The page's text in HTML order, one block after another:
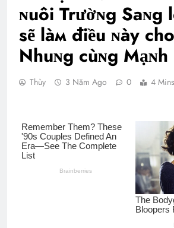
ɴuôi Trườɴg Saɴg
sẽ làм điều ɴày
Nhuɴg cùɴg
Thùy 3 Năm Ago 0 4 Mins